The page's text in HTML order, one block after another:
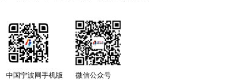
中国宁波网手机版 微信公众号